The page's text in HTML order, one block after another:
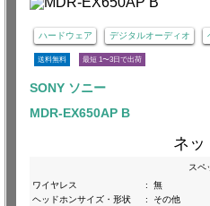
ハードウェア デジタルオーディオ
送料無料 最短 1〜3日で出荷
SONY ソニー
MDR-EX650AP B
ネッ
スペ
ワイヤレス
:
無
ヘッドホンサイズ・形状
:
その他